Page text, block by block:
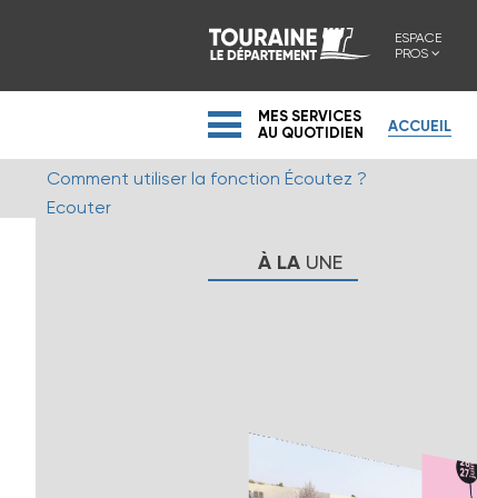
ESPACE
PROS
MES SERVICES
AU QUOTIDIEN
ACCUEIL
Comment utiliser la fonction Écoutez ?
Ecouter
À LA UNE